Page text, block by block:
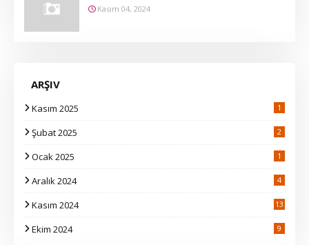
Kasım 04, 2024
ARŞIV
Kasım 2025 1
Şubat 2025 2
Ocak 2025 1
Aralık 2024 4
Kasım 2024
13
Ekim 2024 9